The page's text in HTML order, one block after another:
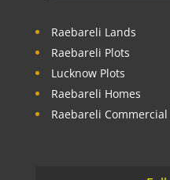
Raebareli Lands
Raebareli Plots
Lucknow Plots
Raebareli Homes
Raebareli